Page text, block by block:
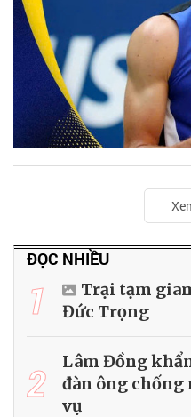
ĐỌC NHIỀU
1
Trại tạm
Đức Trọng
2
Lâm Đồng
đàn ông
vụ